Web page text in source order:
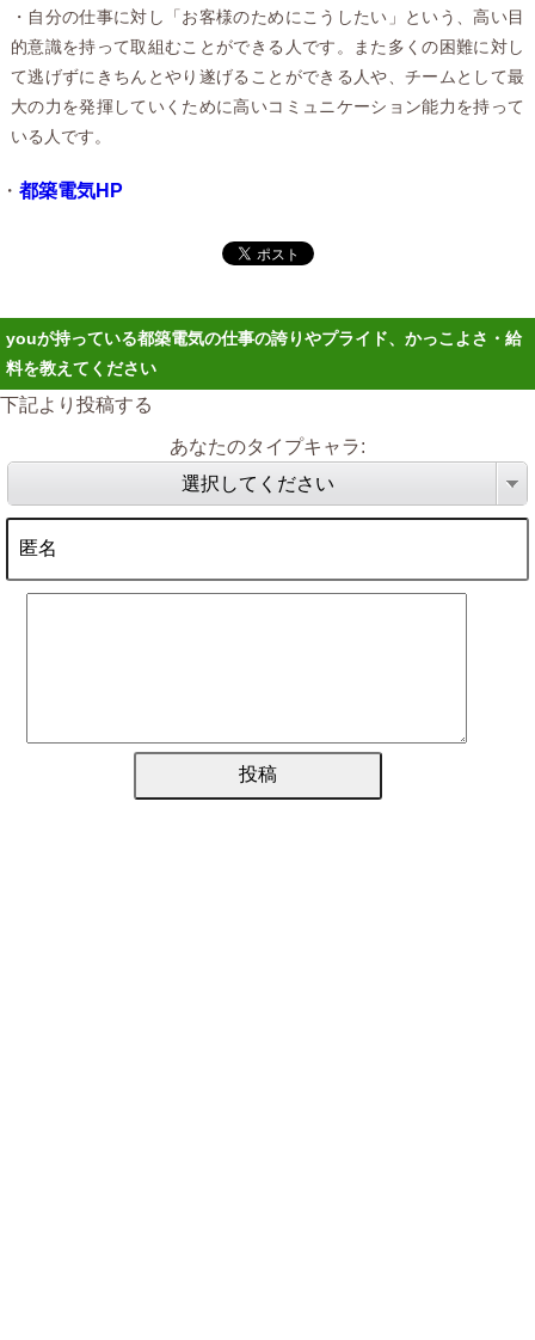
・自分の仕事に対し「お客様のためにこうしたい」という、高い目
的意識を持って取組むことができる人です。また多くの困難に対し
て逃げずにきちんとやり遂げることができる人や、チームとして最
大の力を発揮していくために高いコミュニケーション能力を持って
いる人です。
・ 都築電気HP
youが持っている都築電気の仕事の誇りやプライド、かっこよさ・給
料を教えてください
下記より投稿する
あなたのタイプキャラ:
選択してください